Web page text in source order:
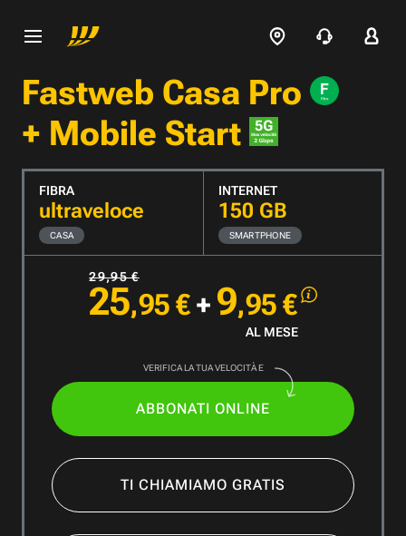
Fastweb Casa Pro
+ Mobile Start
FIBRA
ultraveloce
CASA
INTERNET
150 GB
SMARTPHONE
29,95€
25,95€+ 9,95€
AL MESE
VERIFICA LA TUA VELOCITÀ E
ABBONATI ONLINE
TI CHIAMIAMO GRATIS